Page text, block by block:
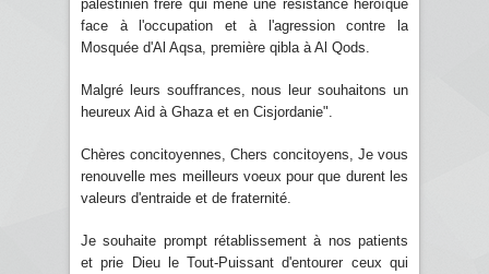
palestinien frère qui mène une résistance héroïque
face à l'occupation et à l'agression contre la
Mosquée d'Al Aqsa, première qibla à Al Qods.
Malgré leurs souffrances, nous leur souhaitons un
heureux Aid à Ghaza et en Cisjordanie".
Chères concitoyennes, Chers concitoyens, Je vous
renouvelle mes meilleurs voeux pour que durent les
valeurs d'entraide et de fraternité.
Je souhaite prompt rétablissement à nos patients
et prie Dieu le Tout-Puissant d'entourer ceux qui